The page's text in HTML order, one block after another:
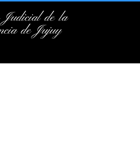
Judicial de la
de Jujuy